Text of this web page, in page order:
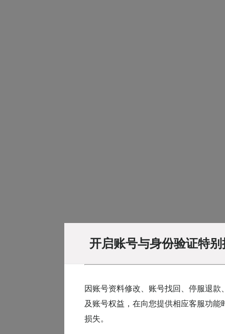
开启账号与身份验证特别
因账号资料修改、账号找回、停服退
及账号权益，在向您提供相应客服功
损失。